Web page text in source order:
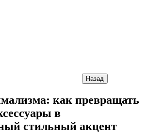
Назад
как превращать
в
стильный акцент